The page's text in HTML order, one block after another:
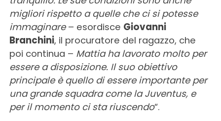
migliori rispetto a quelle che ci si potesse
immaginare– esordisce Giovanni
Branchini, il procuratore del ragazzo, che
poi continua – Mattia ha lavorato molto per
essere a disposizione. Il suo obiettivo
principale è quello di essere importante per
una grande squadra come la Juventus, e
per il momento ci sta riuscendo“.